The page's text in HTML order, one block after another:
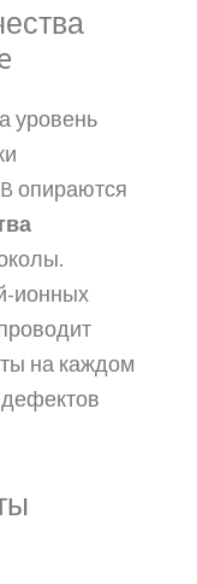
уровень
опираются
ионных
на каждом